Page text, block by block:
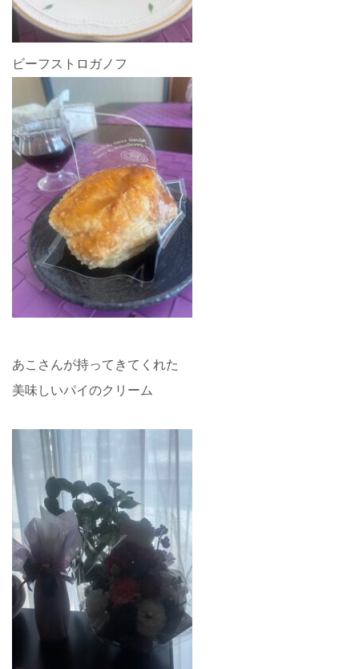
ビーフストロガノフ
あこさんが持ってきてくれた
美味しいパイのクリーム